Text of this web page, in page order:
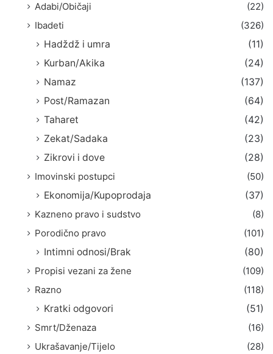
Adabi/Običaji
(22)
Ibadeti
(326)
Hadždž i umra
(11)
Kurban/Akika
(24)
Namaz
(137)
Post/Ramazan
(64)
Taharet
(42)
Zekat/Sadaka
(23)
Zikrovi i dove
(28)
Imovinski postupci
(50)
Ekonomija/Kupoprodaja
(37)
Kazneno pravo i sudstvo
(8)
Porodično pravo
(101)
Intimni odnosi/Brak
(80)
Propisi vezani za žene
(109)
Razno
(118)
Kratki odgovori
(51)
Smrt/Dženaza
(16)
Ukrašavanje/Tijelo
(28)